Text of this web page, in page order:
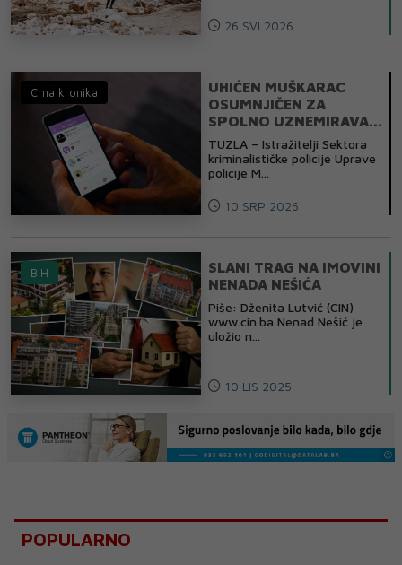
26 SVI 2026
Crna kronika
UHIĆEN MUŠKARAC
OSUMNJIČEN ZA
SPOLNO UZNEMIRAVA...
TUZLA – Istražitelji Sektora
kriminalističke policije Uprave
policije M...
10 SRP 2026
BIH
SLANI TRAG NA IMOVINI
NENADA NEŠIĆA
Piše: Dženita Lutvić (CIN)
www.cin.ba Nenad Nešić je
uložio n...
10 LIS 2025
POPULARNO